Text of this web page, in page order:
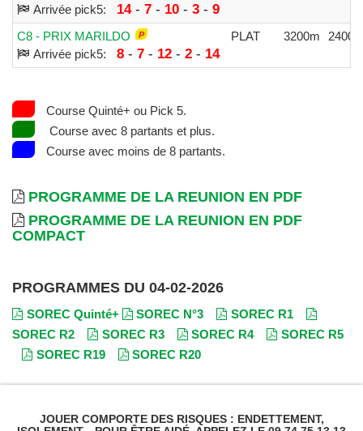
Arrivée pick5:
14- 7- 10- 3- 9
C8 - PRIX MARILDO
Arrivée pick5:
8- 7- 12- 2- 14
PLAT 3200m
Course Quinté+ ou Pick 5.
Course avec 8 partants et plus.
Course avec moins de 8 partants.
PROGRAMME DE LA REUNION EN PDF
PROGRAMME DE LA REUNION EN PDF
COMPACT
PROGRAMMES DU 04-02-2026
SOREC Quinté+ SOREC N°3
SOREC R1
SOREC R2
SOREC R3 SOREC R4
SOREC R5
SOREC R19
SOREC R20
JOUER COMPORTE DES RISQUES : ENDETTEMENT,